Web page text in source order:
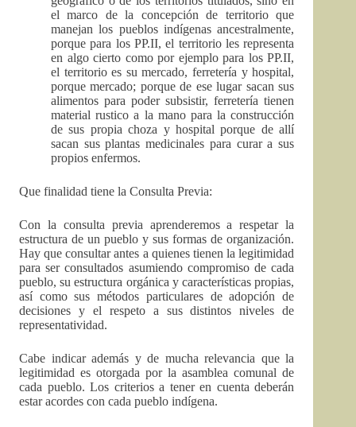
el marco de la concepción de territorio que
manejan los pueblos indígenas ancestralmente,
porque para los PP.II, el territorio les representa
en algo cierto como por ejemplo para los PP.II,
el territorio es su mercado, ferretería y hospital,
porque mercado; porque de ese lugar sacan sus
alimentos para poder subsistir, ferretería tienen
material rustico a la mano para la construcción
de sus propia choza y hospital porque de allí
sacan sus plantas medicinales para curar a sus
propios enfermos.
Que finalidad tiene la Consulta Previa:
Con la consulta previa aprenderemos a respetar la
estructura de un pueblo y sus formas de organización.
Hay que consultar antes a quienes tienen la legitimidad
para ser consultados asumiendo compromiso de cada
pueblo, su estructura orgánica y características propias,
así como sus métodos particulares de adopción de
decisiones y el respeto a sus distintos niveles de
representatividad.
Cabe indicar además y de mucha relevancia que la
legitimidad es otorgada por la asamblea comunal de
cada pueblo. Los criterios a tener en cuenta deberán
estar acordes con cada pueblo indígena.